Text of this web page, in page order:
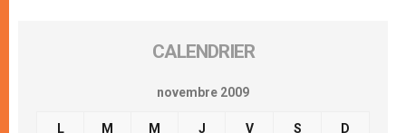
CALENDRIER
novembre 2009
L M M J V S D